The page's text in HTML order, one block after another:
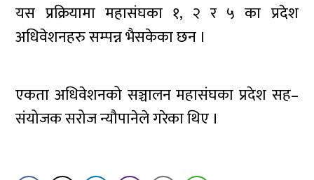
यस प्रक्रियामा महासंघका १, २ र ५ का प्रदेश
अधिवेशनहरु सम्पन्न भैसकेका छन ।
एकता अधिवेशनको सञ्चालन महासंघका प्रदेश सह–
संयोजक सरोज न्यौपानेले गरेका थिए ।